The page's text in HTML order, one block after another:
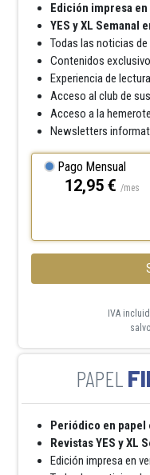
Edición impresa
YES y XL Semanal
Todas las noticias
Contenidos
Experiencia de
Acceso al club de
Acceso a la
Newsletters
Pago Mensual
12,95 € /mes
IVA
Periódico en papel
Revistas YES y XL
Edición impresa en